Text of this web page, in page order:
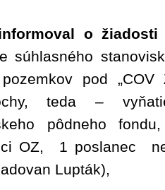
o žiadosti
súhlasného
pod
teda –
pôdneho
OZ, 1 poslanec
Lupták),